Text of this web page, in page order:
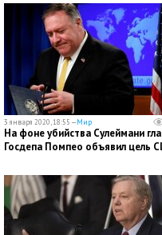
3 января 2020, 18:55 —Мир
На фоне убийства Сулеймани
Госдепа Помпео объявил цель